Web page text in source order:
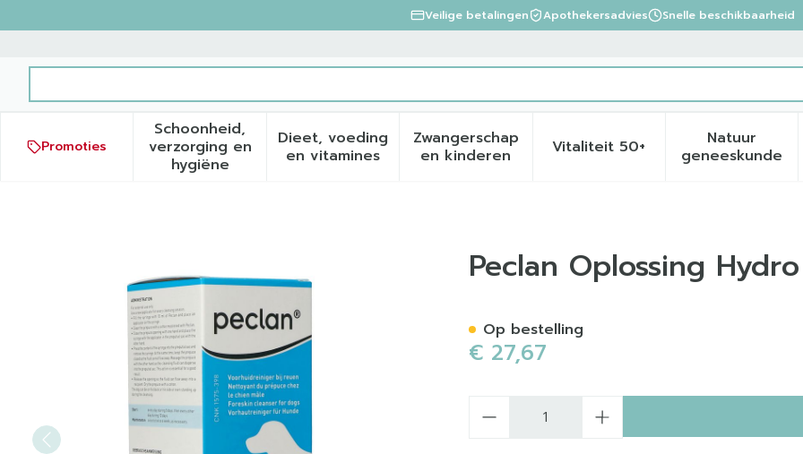
Veilige betalingen Apothekersadvies Snelle beschikbaarheid
Promoties
Schoonheid,
verzorging en
hygiëneToon submenu voor Schoonheid, verzorging en hygiëne categorie
Dieet, voeding
en vitamines
Toon submenu voor Dieet, voeding en vitamines categorie
Zwangerschap
en kinderenToon submenu voor Zwangerschap en
Vitaliteit 50+Toon submenu voor
Natuur
geneeskunde
Toon
Peclan Oplossing Hydro Alcohol. 120mlPeclan Oplossing
€ 27,67
Op bestelling